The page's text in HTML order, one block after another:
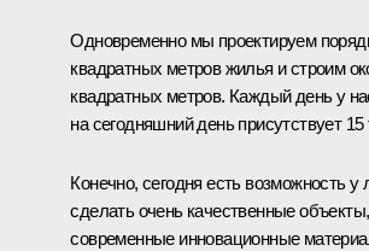
Одновременно мы проектируем
квадратных метров жилья и строим
квадратных метров. Каждый день у
на сегодняшний день присутствует
Конечно, сегодня есть возможность у
сделать очень качественные
современные инновационные